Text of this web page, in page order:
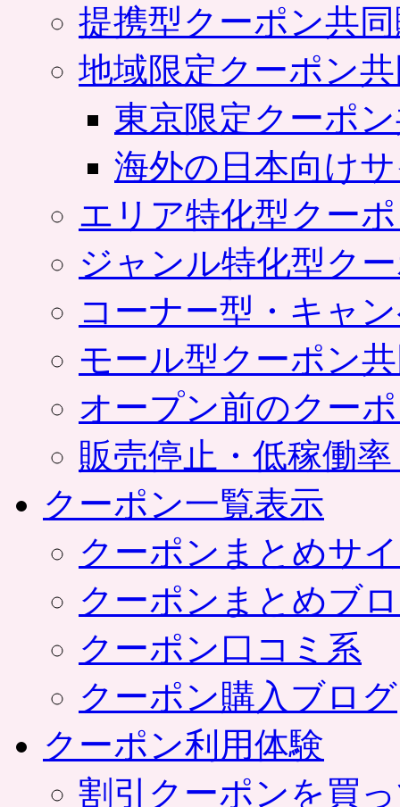
提携型クーポン共
地域限定クーポン
東京限定クーポ
海外の日本向け
エリア特化型クー
ジャンル特化型ク
コーナー型・キャ
モール型クーポン
オープン前のクー
販売停止・低稼働
クーポン一覧表示
クーポンまとめサ
クーポンまとめブ
クーポン口コミ系
クーポン購入ブログ
クーポン利用体験
割引クーポンを買